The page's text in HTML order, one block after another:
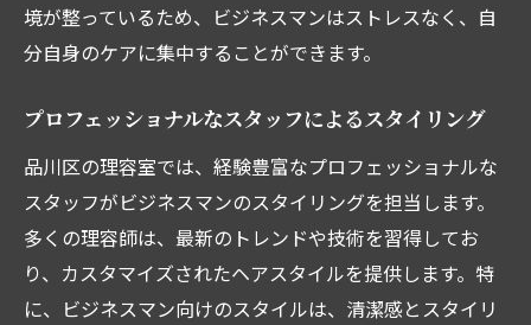
質の高いサービスとコストパフォーマンス
常連客が多い理容室の魅力
理容室で作るスタイリッシュな毎日品川区のお
毎日のスタイリングを楽にするヘアカット
おすすめのスタイリングアイテム
プロのアドバイスで毎日が楽に
境が整っているため、ビジネスマンはストレスなく、自
分自身のケアに集中することができます。
プロフェッショナルなスタッフによるスタイリング
品川区の理容室では、経験豊富なプロフェッショナルな
スタッフがビジネスマンのスタイリングを担当します。
多くの理容師は、最新のトレンドや技術を習得してお
り、カスタマイズされたヘアスタイルを提供します。特
に、ビジネスマン向けのスタイルは、清潔感とスタイリ